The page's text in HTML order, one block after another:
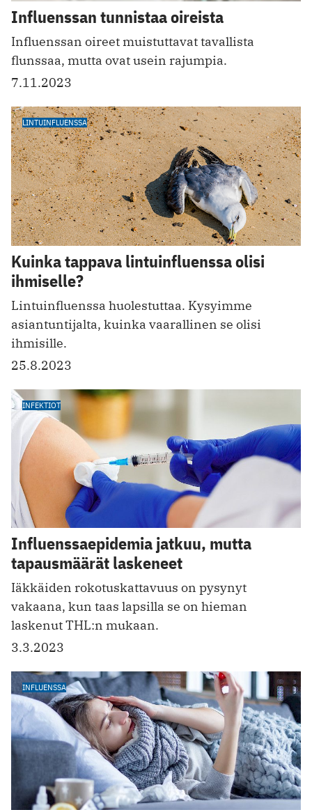
Influenssan tunnistaa oireista
Influenssan oireet muistuttavat tavallista
flunssaa, mutta ovat usein rajumpia.
7.11.2023
LINTUINFLUENSSA
Kuinka tappava lintuinfluenssa olisi
ihmiselle?
Lintuinfluenssa huolestuttaa. Kysyimme
asiantuntijalta, kuinka vaarallinen se olisi
ihmisille.
25.8.2023
INFEKTIOT
Influenssaepidemia jatkuu, mutta
tapausmäärät laskeneet
Iäkkäiden rokotuskattavuus on pysynyt
vakaana, kun taas lapsilla se on hieman
laskenut THL:n mukaan.
3.3.2023
INFLUENSSA